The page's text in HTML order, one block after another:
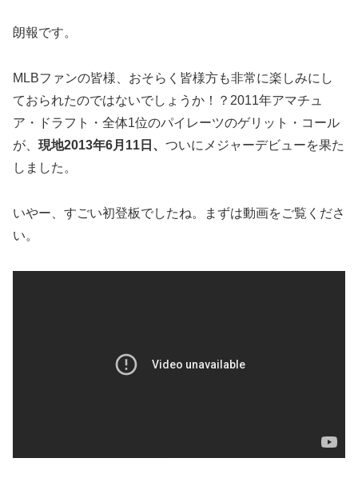
朗報です。
MLBファンの皆様、おそらく皆様方も非常に楽しみにし
ておられたのではないでしょうか！？2011年アマチュ
ア・ドラフト・全体1位のパイレーツのゲリット・コール
が、 現地2013年6月11日、 ついにメジャーデビューを果た
しました。
いやー、すごい初登板でしたね。まずは動画をご覧くださ
い。